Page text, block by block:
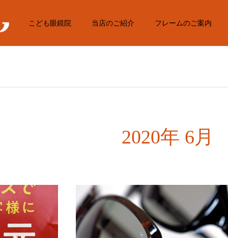
こども眼鏡院 当店のご紹介 フレームのご案内
2020年 6月